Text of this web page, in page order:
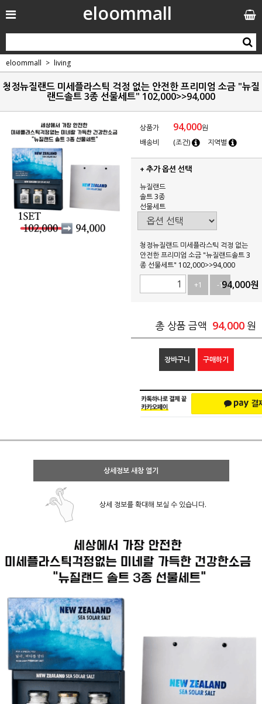
eloommall
eloommall living
청정뉴질랜드 미세플라스틱 걱정 없는 안전한 프리미엄 소금 "뉴질
랜드솔트 3종 선물세트" 102,000>>94,000
상품가 94,000원
배송비
(조건) 지역별
+ 추가 옵션 선택
뉴질랜드
솔트 3종
선물세트
청정뉴질랜드 미세플라스틱 걱정 없는
안전한 프리미엄 소금 "뉴질랜드솔트 3
종 선물세트" 102,000>>94,000
+1
-194,000원
총 상품 금액 94,000 원
장바구니 구매하기
상세정보 새창 열기
상세 정보를 확대해 보실 수 있습니다.